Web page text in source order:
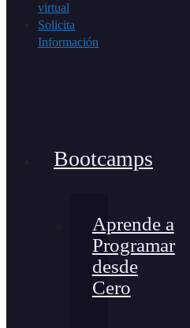
virtual
Solicita
Información
Bootcamps
Aprende a
Programar
desde
Cero